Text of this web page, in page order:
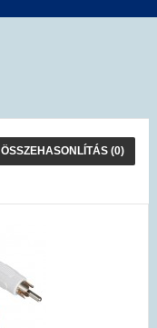
ÖSSZEHASONLÍTÁS (0)